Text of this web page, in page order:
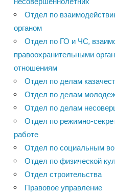
Отдел по
органом
Отдел по ГО и ЧС,
правоохранительными
отношениям
Отдел по делам
Отдел по делам
Отдел по делам
Отдел по режимно-
работе
Отдел по социальным
Отдел по физической
Отдел строительства
Правовое управление